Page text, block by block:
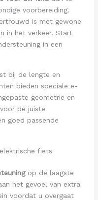
voorbereiding.
is met gewone
in het verkeer. Start
in een
bij de lengte en
bieden speciale e-
geometrie en
de juiste
goed passende
fiets
op de laagste
het gevoel van extra
voordat u overgaat